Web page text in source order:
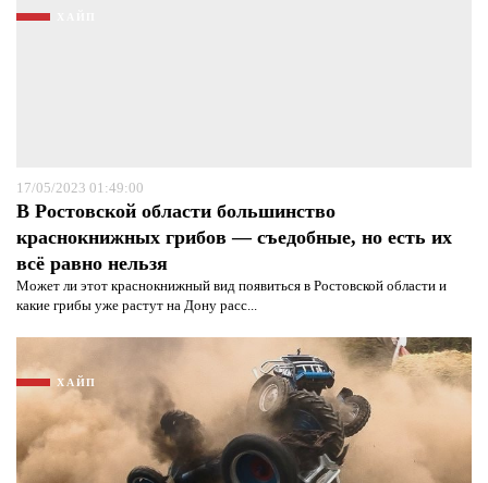
17/05/2023 01:49:00
В Ростовской области большинство
краснокнижных грибов — съедобные, но есть их
всё равно нельзя
Может ли этот краснокнижный вид появиться в Ростовской области и
какие грибы уже растут на Дону расс...
ХАЙП